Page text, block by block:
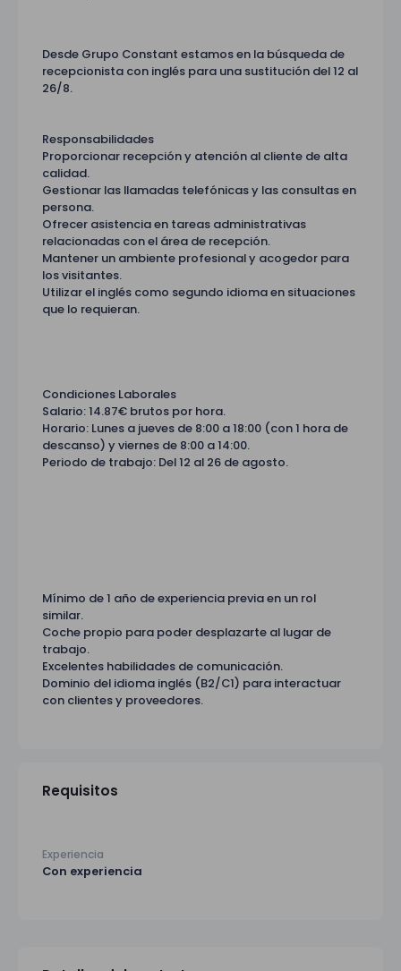
Desde Grupo Constant estamos en la búsqueda de
recepcionista con inglés para una sustitución del 12 al
26/8.
Responsabilidades
Proporcionar recepción y atención al cliente de alta
calidad.
Gestionar las llamadas telefónicas y las consultas en
persona.
Ofrecer asistencia en tareas administrativas
relacionadas con el área de recepción.
Mantener un ambiente profesional y acogedor para
los visitantes.
Utilizar el inglés como segundo idioma en situaciones
que lo requieran.
Condiciones Laborales
Salario: 14.87€ brutos por hora.
Horario: Lunes a jueves de 8:00 a 18:00 (con 1 hora de
descanso) y viernes de 8:00 a 14:00.
Periodo de trabajo: Del 12 al 26 de agosto.
Mínimo de 1 año de experiencia previa en un rol
similar.
Coche propio para poder desplazarte al lugar de
trabajo.
Excelentes habilidades de comunicación.
Dominio del idioma inglés (B2/C1) para interactuar
con clientes y proveedores.
Requisitos
Experiencia
Con experiencia